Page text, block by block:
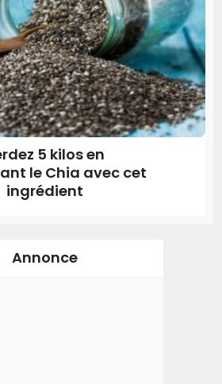
5 kilos en
le Chia avec cet
ingrédient
Annonce